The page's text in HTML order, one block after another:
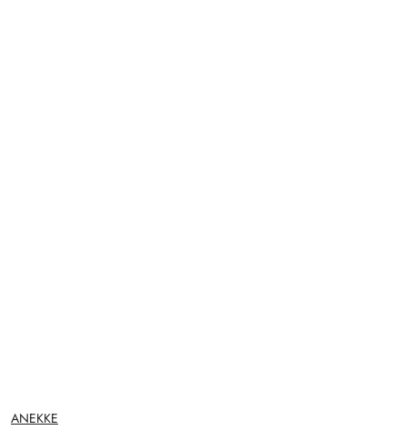
NAZWA
PRODUCENTA:
ANEKKE